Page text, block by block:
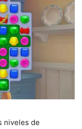
niveles de